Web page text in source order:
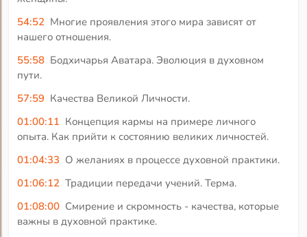
54:52 Многие проявления этого мира зависят от
нашего отношения.
55:58 Бодхичарья Аватара. Эволюция в духовном
пути.
57:59 Качества Великой Личности.
01:00:11 Концепция кармы на примере личного
опыта. Как прийти к состоянию великих личностей.
01:04:33 О желаниях в процессе духовной практики.
01:06:12 Традиции передачи учений. Терма.
01:08:00 Смирение и скромность - качества, которые
важны в духовной практике.